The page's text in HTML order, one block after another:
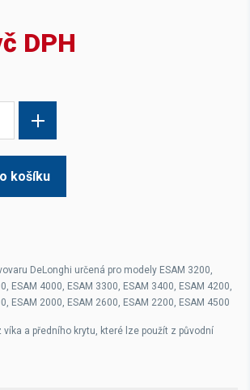
DPH
košíku
DeLonghi určená pro modely ESAM 3200,
ESAM 4000, ESAM 3300, ESAM 3400, ESAM 4200,
ESAM 2000, ESAM 2600, ESAM 2200, ESAM 4500
víka a předního krytu, které lze použít z původní